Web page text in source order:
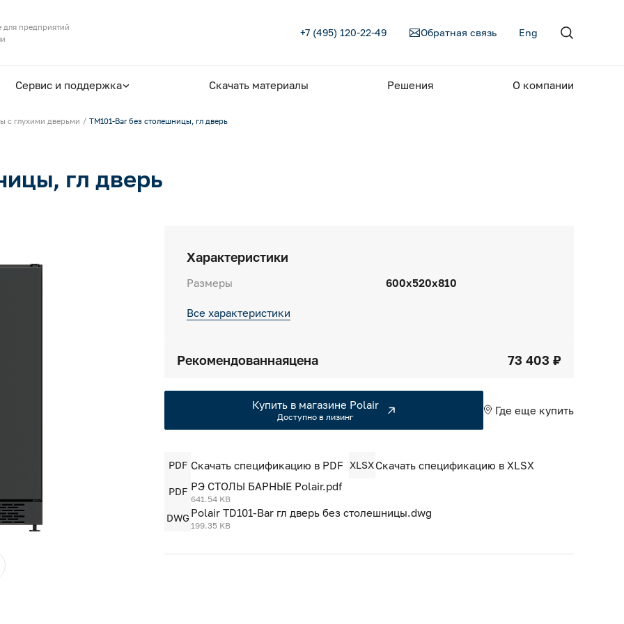
предприятий
+7 (495) 120-22-49 Обратная связь Eng
Сервис и поддержка Скачать материалы Решения О компании
с глухими дверьми TM101-Bar без столешницы, гл дверь
гл дверь
Характеристики
Размеры 600х520х810
Все характеристики
Рекомендованнаяцена 73 403 ₽
Купить в магазине Polair
Доступно в лизинг
Где еще купить
PDF Скачать спецификацию в PDF XLSXСкачать спецификацию в XLSX
PDF РЭ СТОЛЫ БАРНЫЕ Polair.pdf
641.54 KB
DWG Polair TD101-Bar гл дверь без столешницы.dwg
199.35 KB